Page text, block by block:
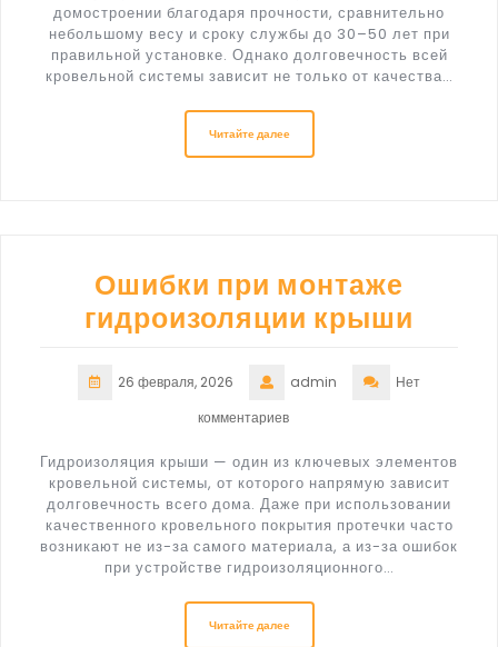
домостроении благодаря прочности, сравнительно
небольшому весу и сроку службы до 30–50 лет при
правильной установке. Однако долговечность всей
кровельной системы зависит не только от качества…
Читайте далее
Ошибки при монтаже
гидроизоляции крыши
26 февраля, 2026 admin
Нет
комментариев
Гидроизоляция крыши — один из ключевых элементов
кровельной системы, от которого напрямую зависит
долговечность всего дома. Даже при использовании
качественного кровельного покрытия протечки часто
возникают не из-за самого материала, а из-за ошибок
при устройстве гидроизоляционного…
Читайте далее